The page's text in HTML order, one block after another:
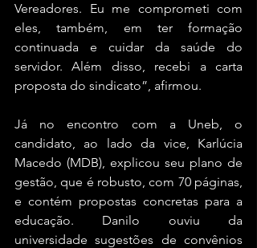
Vereadores. Eu me comprometi com
eles, também, em ter formação
continuada e cuidar da saúde do
servidor. Além disso, recebi a carta
proposta do sindicato”, afirmou.
Já no encontro com a Uneb, o
candidato, ao lado da vice, Karlúcia
Macedo (MDB), explicou seu plano de
gestão, que é robusto, com 70 páginas,
e contém propostas concretas para a
educação. Danilo ouviu da
universidade sugestões de convênios